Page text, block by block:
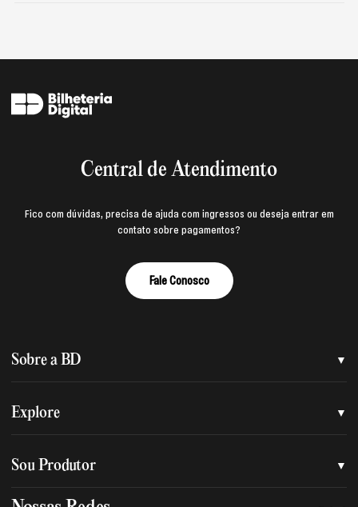
Central de Atendimento
Fico com dúvidas, precisa de ajuda com ingressos ou deseja entrar em
contato sobre pagamentos?
Fale Conosco
Sobre a BD
Quem somos
Explore
Assessoria de imprensa
Trabalhe na BD
Sou Produtor